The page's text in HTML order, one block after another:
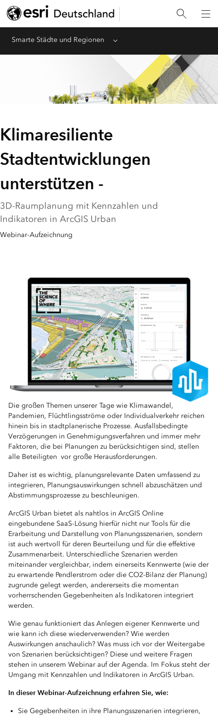
Smarte Städte und Regionen Menu
Klimaresiliente
Stadtentwicklungen
unterstützen -
3D-Raumplanung mit Kennzahlen und
Indikatoren in ArcGIS Urban
Webinar-Aufzeichnung
Die großen Themen unserer Tage wie Klimawandel,
Pandemien, Flüchtlingsströme oder Individualverkehr reichen
hinein bis in stadtplanerische Prozesse. Ausfallsbedingte
Verzögerungen in Genehmigungsverfahren und immer mehr
Faktoren, die bei Planungen zu berücksichtigen sind, stellen
alle Beteiligten vor große Herausforderungen.
Daher ist es wichtig, planungsrelevante Daten umfassend zu
integrieren, Planungsauswirkungen schnell abzuschätzen und
Abstimmungsprozesse zu beschleunigen.
ArcGIS Urban bietet als nahtlos in ArcGIS Online
eingebundene SaaS-Lösung hierfür nicht nur Tools für die
Erarbeitung und Darstellung von Planungsszenarien, sondern
ist auch wertvoll für deren Beurteilung und für die effektive
Zusammenarbeit. Unterschiedliche Szenarien werden
miteinander vergleichbar, indem einerseits Kennwerte (wie der
zu erwartende Pendlerstrom oder die CO2-Bilanz der Planung)
zugrunde gelegt werden, andererseits die momentan
vorherrschenden Gegebenheiten als Indikatoren integriert
werden.
Wie genau funktioniert das Anlegen eigener Kennwerte und
wie kann ich diese wiederverwenden? Wie werden
Auswirkungen anschaulich? Was muss ich vor der Weitergabe
von Szenarien berücksichtigen? Diese und weitere Fragen
stehen in unserem Webinar auf der Agenda. Im Fokus steht der
Umgang mit Kennzahlen und Indikatoren in ArcGIS Urban.
In dieser Webinar-Aufzeichnung erfahren Sie, wie:
Sie Gegebenheiten in ihre Planungsszenarien integrieren,